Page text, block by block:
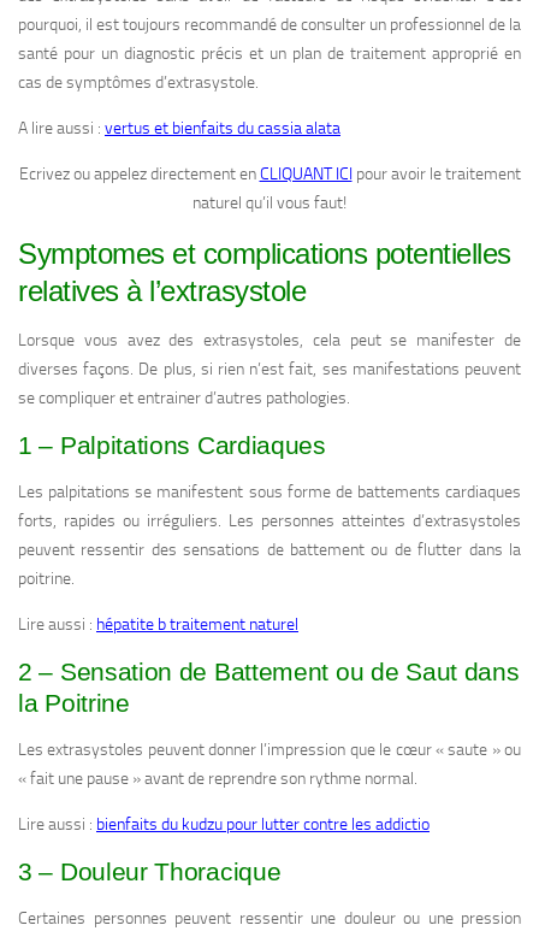
pourquoi, il est toujours recommandé de consulter un professionnel de la
santé pour un diagnostic précis et un plan de traitement approprié en
cas de symptômes d’extrasystole.
A lire aussi : vertus et bienfaits du cassia alata
Ecrivez ou appelez directement enCLIQUANT ICI pour avoir le traitement
naturel qu’il vous faut!
Symptomes et complications potentielles
relatives à l’extrasystole
Lorsque vous avez des extrasystoles, cela peut se manifester de
diverses façons. De plus, si rien n’est fait, ses manifestations peuvent
se compliquer et entrainer d’autres pathologies.
1 – Palpitations Cardiaques
Les palpitations se manifestent sous forme de battements cardiaques
forts, rapides ou irréguliers. Les personnes atteintes d’extrasystoles
peuvent ressentir des sensations de battement ou de flutter dans la
poitrine.
Lire aussi : hépatite b traitement naturel
2 – Sensation de Battement ou de Saut dans
la Poitrine
Les extrasystoles peuvent donner l’impression que le cœur « saute » ou
« fait une pause » avant de reprendre son rythme normal.
Lire aussi : bienfaits du kudzu pour lutter contre les addictio
3 – Douleur Thoracique
Certaines personnes peuvent ressentir une douleur ou une pression